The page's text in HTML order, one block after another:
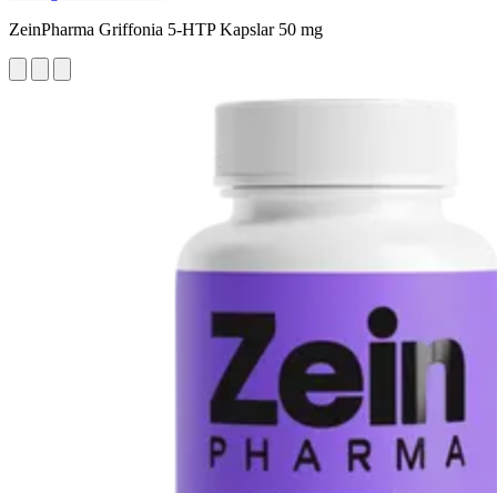
ZeinPharma Griffonia 5-HTP Kapslar 50 mg